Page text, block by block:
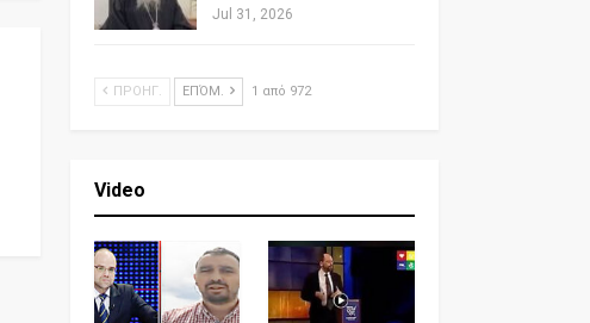
Jul 31, 2026
ΠΡΟΗΓ. ΕΠΌΜ. 1 από 972
Video